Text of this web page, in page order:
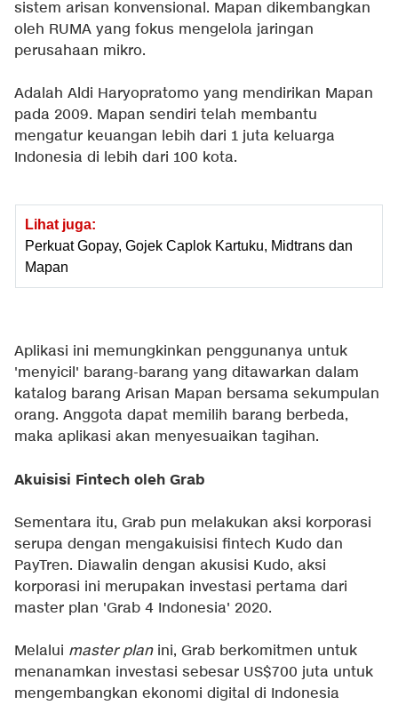
sistem arisan konvensional. Mapan dikembangkan
oleh RUMA yang fokus mengelola jaringan
perusahaan mikro.
Adalah Aldi Haryopratomo yang mendirikan Mapan
pada 2009. Mapan sendiri telah membantu
mengatur keuangan lebih dari 1 juta keluarga
Indonesia di lebih dari 100 kota.
Lihat juga:
Perkuat Gopay, Gojek Caplok Kartuku, Midtrans dan
Mapan
Aplikasi ini memungkinkan penggunanya untuk
'menyicil' barang-barang yang ditawarkan dalam
katalog barang Arisan Mapan bersama sekumpulan
orang. Anggota dapat memilih barang berbeda,
maka aplikasi akan menyesuaikan tagihan.
Akuisisi Fintech oleh Grab
Sementara itu, Grab pun melakukan aksi korporasi
serupa dengan mengakuisisi fintech Kudo dan
PayTren. Diawalin dengan akusisi Kudo, aksi
korporasi ini merupakan investasi pertama dari
master plan 'Grab 4 Indonesia' 2020.
Melalui master planini, Grab berkomitmen untuk
menanamkan investasi sebesar US$700 juta untuk
mengembangkan ekonomi digital di Indonesia